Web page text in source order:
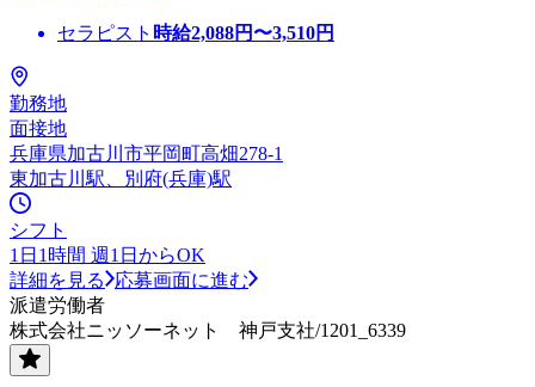
セラピスト 時給2,088円〜3,510円
勤務地
面接地
兵庫県加古川市平岡町高畑278-1
東加古川駅、別府(兵庫)駅
シフト
1日1時間 週1日からOK
詳細を見る
応募画面に進む
派遣労働者
株式会社ニッソーネット 神戸支社/1201_6339